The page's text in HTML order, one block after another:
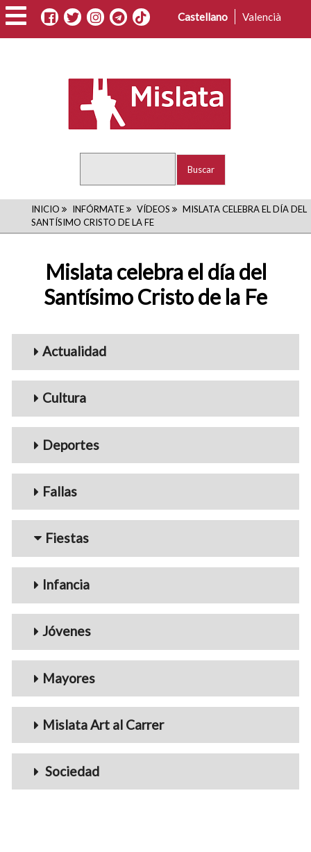
Pasar
al
contenido
Castellano Valencià
RUTA
DE
NAVEGACIÓN
INICIO INFÓRMATE VÍDEOS
MISLATA CELEBRA EL DÍA DEL
SANTÍSIMO CRISTO DE LA FE
Mislata celebra el día del
Santísimo Cristo de la Fe
Menu_Videos
Actualidad
Cultura
Deportes
Fallas
Fiestas
Infancia
Jóvenes
Mayores
Mislata Art al Carrer
Sociedad